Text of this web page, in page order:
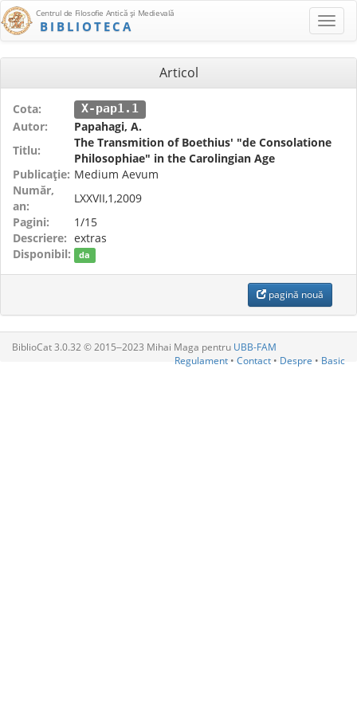
Centrul de Filosofie Antică şi Medievală
BIBLIOTECA
Articol
Cota: X-pap1.1
Autor:
Papahagi, A.
Titlu:
The Transmition of Boethius' "de Consolatione
Philosophiae" in the Carolingian Age
Publicaţie: Medium Aevum
Număr,
an:
LXXVII,1,2009
Pagini:
1/15
Descriere: extras
Disponibil:
da
pagină nouă
BiblioCat 3.0.32 © 2015‒2023 Mihai Maga pentru UBB-FAM
Regulament • Contact • Despre • Basic